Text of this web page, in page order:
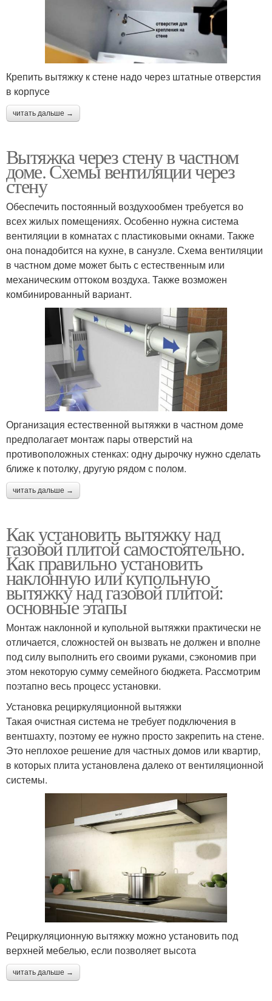
Крепить вытяжку к стене надо через штатные отверстия
в корпусе
читать дальше →
Вытяжка через стену в частном
доме. Схемы вентиляции через
стену
Обеспечить постоянный воздухообмен требуется во
всех жилых помещениях. Особенно нужна система
вентиляции в комнатах с пластиковыми окнами. Также
она понадобится на кухне, в санузле. Схема вентиляции
в частном доме может быть с естественным или
механическим оттоком воздуха. Также возможен
комбинированный вариант.
Организация естественной вытяжки в частном доме
предполагает монтаж пары отверстий на
противоположных стенках: одну дырочку нужно сделать
ближе к потолку, другую рядом с полом.
читать дальше →
Как установить вытяжку над
газовой плитой самостоятельно.
Как правильно установить
наклонную или купольную
вытяжку над газовой плитой:
основные этапы
Монтаж наклонной и купольной вытяжки практически не
отличается, сложностей он вызвать не должен и вполне
под силу выполнить его своими руками, сэкономив при
этом некоторую сумму семейного бюджета. Рассмотрим
поэтапно весь процесс установки.
Установка рециркуляционной вытяжки
Такая очистная система не требует подключения в
вентшахту, поэтому ее нужно просто закрепить на стене.
Это неплохое решение для частных домов или квартир,
в которых плита установлена далеко от вентиляционной
системы.
Рециркуляционную вытяжку можно установить под
верхней мебелью, если позволяет высота
читать дальше →